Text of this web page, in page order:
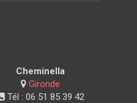
Cheminella
Gironde
Tél : 06 51 85 39 42